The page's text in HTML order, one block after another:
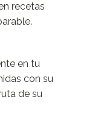
recetas
en tu
con su
de su